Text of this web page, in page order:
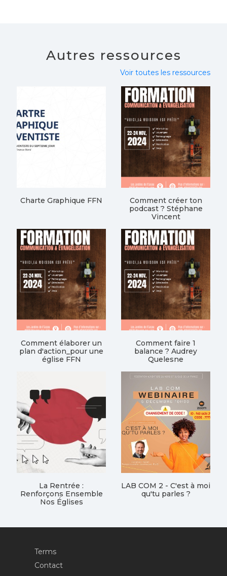
Autres ressources
Voir toutes les ressources
Charte Graphique FFN
Comment créer ton
podcast ? Stéphane
Vincent
Comment élaborer un
plan d'action_pour une
église FFN
Comment faire 1
balance ? Audrey
Quelesne
La Rentrée :
Renforçons Ensemble
Nos Églises
LAB COM 2 - C'est à moi
qu'tu parles ?
Terms
Contact